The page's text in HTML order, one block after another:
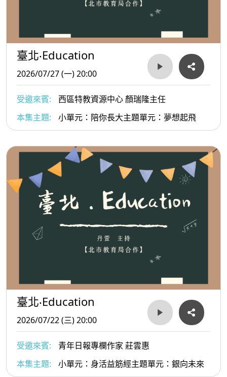
臺北‧Education
2026/07/27 (一) 20:00
受邀來賓:
西區特教資源中心 顏瑞隆主任
本集主題:
小單元：陪你長大主題單元：夢想起飛
臺北‧Education
2026/07/22 (三) 20:00
受邀來賓:
青年日報專欄作家 莊雲惠
本集主題:
小單元：身活益筋經主題單元：銀向未來